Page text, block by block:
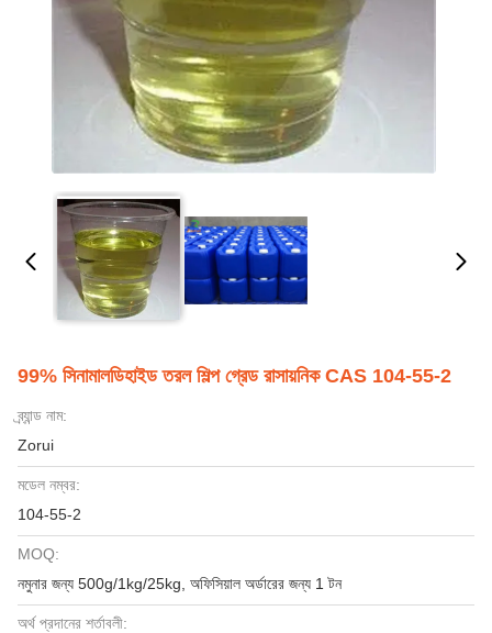
99% সিনামালডিহাইড তরল শিল্প গ্রেড রাসায়নিক CAS 104-55-2
ব্র্যান্ড নাম:
Zorui
মডেল নম্বর:
104-55-2
MOQ:
নমুনার জন্য 500g/1kg/25kg, অফিসিয়াল অর্ডারের জন্য 1 টন
অর্থ প্রদানের শর্তাবলী: